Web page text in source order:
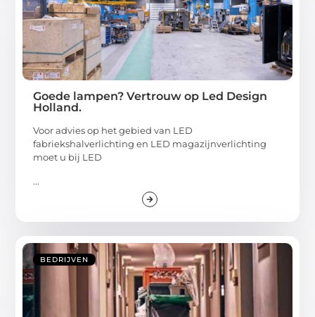
Goede lampen? Vertrouw op Led Design
Holland.
Voor advies op het gebied van LED
fabriekshalverlichting en LED magazijnverlichting
moet u bij LED
...
BEDRIJVEN